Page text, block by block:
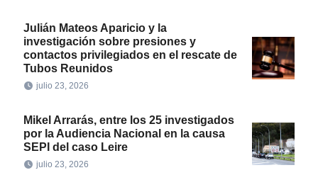
Julián Mateos Aparicio y la
investigación sobre presiones y
contactos privilegiados en el rescate de
Tubos Reunidos
julio 23, 2026
Mikel Arrarás, entre los 25 investigados
por la Audiencia Nacional en la causa
SEPI del caso Leire
julio 23, 2026